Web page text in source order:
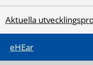
Aktuella
eHEar